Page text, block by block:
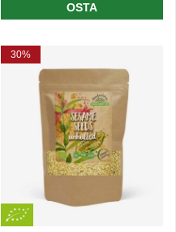
OSTA
30%